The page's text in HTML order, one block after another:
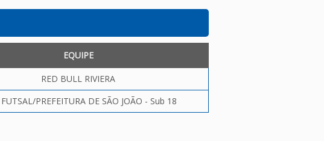
EQUIPE
RED BULL RIVIERA
PREFEITURA DE SÃO JOÃO - Sub 18